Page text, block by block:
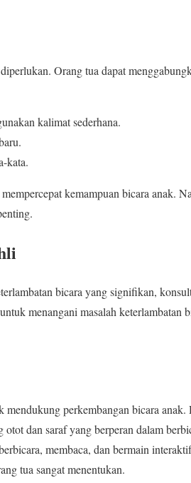
Orang tua dapat
kalimat sederhana.
kata.
kemampuan bicara anak.
bicara yang signifikan,
menangani masalah keterlambatan
mendukung perkembangan bicara
dan saraf yang berperan dalam
membaca, dan bermain
tua sangat menentukan.